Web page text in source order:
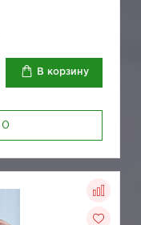
В корзину
0